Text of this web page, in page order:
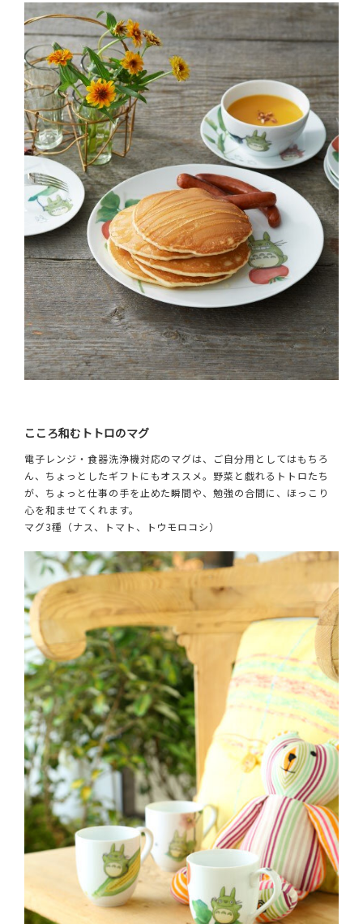
こころ和むトトロのマグ
電子レンジ・食器洗浄機対応のマグは、ご自分用としてはもちろ
ん、ちょっとしたギフトにもオススメ。野菜と戯れるトトロたち
が、ちょっと仕事の手を止めた瞬間や、勉強の合間に、ほっこり
心を和ませてくれます。
マグ3種（ナス、トマト、トウモロコシ）